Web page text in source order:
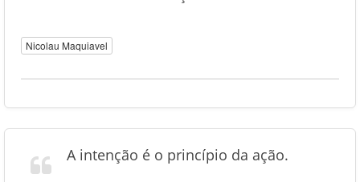
Nicolau Maquiavel
A intenção é o princípio da ação.